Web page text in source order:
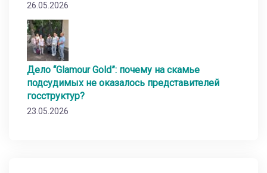
26.05.2026
Дело “Glamour Gold”: почему на скамье
подсудимых не оказалось представителей
госструктур?
23.05.2026